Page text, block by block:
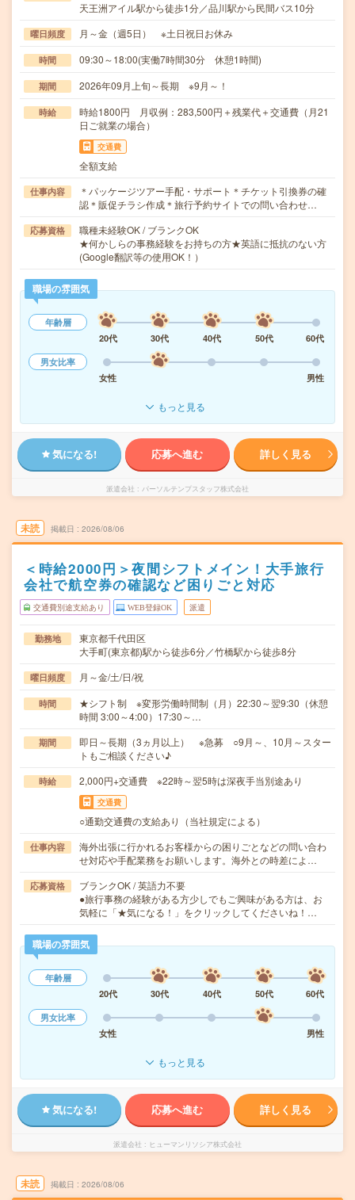
天王洲アイル駅から徒歩1分／品川駅から民間バス10分
曜日頻度 月～金（週5日） ※土日祝日お休み
時間 09:30～18:00(実働7時間30分 休憩1時間)
期間 2026年09月上旬～長期 ※9月～！
時給
時給1800円 月収例：283,500円＋残業代＋交通費（月21
日ご就業の場合）
交通費
全額支給
仕事内容
＊パッケージツアー手配・サポート＊チケット引換券の確
認＊販促チラシ作成＊旅行予約サイトでの問い合わせ…
応募資格
職種未経験OK / ブランクOK
★何かしらの事務経験をお持ちの方★英語に抵抗のない方
(Google翻訳等の使用OK！）
職場の雰囲気
年齢層
20代
30代 40代 50代
60代
男女比率
女性
男性
もっと見る
気になる! 応募へ進む 詳しく見る
派遣会社 パーソルテンプスタッフ株式会社
未読 掲載日 2026/08/06
＜時給2000円＞夜間シフトメイン！大手旅行
会社で航空券の確認など困りごと対応
交通費別途支給あり WEB登録OK 派遣
勤務地
東京都千代田区
大手町(東京都)駅から徒歩6分／竹橋駅から徒歩8分
曜日頻度 月～金/土/日/祝
時間
★シフト制 ※変形労働時間制（月）22:30～翌9:30（休憩
時間 3:00～4:00）17:30～…
期間
即日～長期（3ヵ月以上） ※急募 ○9月～、10月～スター
トもご相談ください♪
時給 2,000円+交通費 ※22時～翌5時は深夜手当別途あり
交通費
○通勤交通費の支給あり（当社規定による）
仕事内容
海外出張に行かれるお客様からの困りごとなどの問い合わ
せ対応や手配業務をお願いします。海外との時差によ…
応募資格
ブランクOK / 英語力不要
●旅行事務の経験がある方少しでもご興味がある方は、お
気軽に「★気になる！」をクリックしてくださいね！…
職場の雰囲気
年齢層
20代
30代 40代 50代
60代
男女比率
女性
男性
もっと見る
気になる! 応募へ進む 詳しく見る
派遣会社 ヒューマンリソシア株式会社
未読 掲載日 2026/08/06